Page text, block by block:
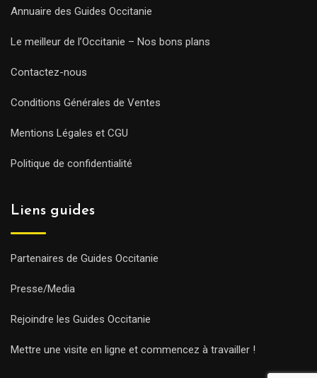
Annuaire des Guides Occitanie
Le meilleur de l’Occitanie – Nos bons plans
Contactez-nous
Conditions Générales de Ventes
Mentions Légales et CGU
Politique de confidentialité
Liens guides
Partenaires de Guides Occitanie
Presse/Media
Rejoindre les Guides Occitanie
Mettre une visite en ligne et commencez à travailler !